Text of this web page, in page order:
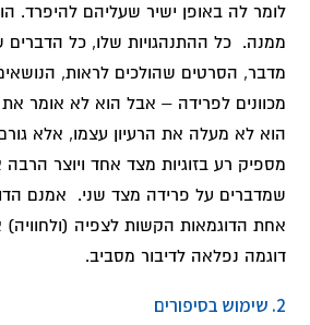
לומר לה באופן ישיר שעליהם להיפרד.
ממנה. כל ההתנהגויות שלו, כל הדברים
מדבר, הסרטים שהולכים לראות,
מכוונים לפרידה – אבל הוא לא אומר
הוא לא מעלה את הרעיון עצמו, אלא
מספיק רע בזוגיות מצד אחד ויוצר הרבה
שמדברים על פרידה מצד שני. אמנם
אחת הדוגמאות הקשות לצפיה (ולחוויה)
דוגמה נפלאה לדיבור מסביב.
2. שימוש בסיפורים